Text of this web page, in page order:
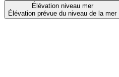
Élévation niveau mer
Élévation prévue du niveau de la mer